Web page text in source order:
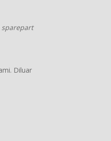
sparepart
Diluar